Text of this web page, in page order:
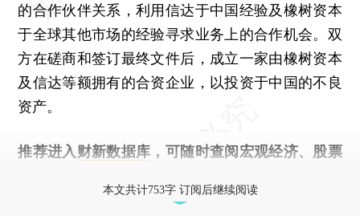
的合作伙伴关系，利用信达于中国经验及橡树资本
于全球其他市场的经验寻求业务上的合作机会。双
方在磋商和签订最终文件后，成立一家由橡树资本
及信达等额拥有的合资企业，以投资于中国的不良
资产。
推荐进入 财新数据库 ，可随时查阅宏观经济、股票
本文共计753字 订阅后继续阅读